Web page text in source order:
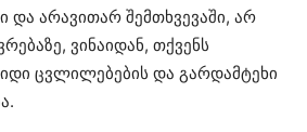
და არავითარ შემთხვევაში, არ
ვინაიდან, თქვენს
ცვლილებების და გარდამტეხი